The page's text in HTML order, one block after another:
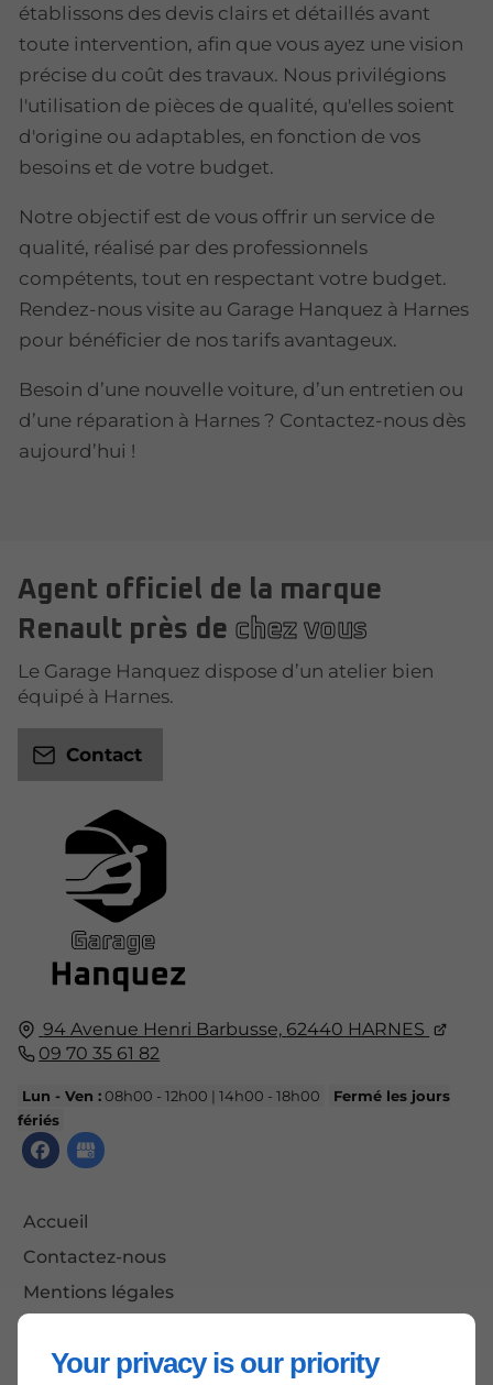
Your privacy is our priority
établissons des devis clairs et détaillés avant
toute intervention, afin que vous ayez une vision
précise du coût des travaux. Nous privilégions
l'utilisation de pièces de qualité, qu'elles soient
d'origine ou adaptables, en fonction de vos
besoins et de votre budget.
Notre objectif est de vous offrir un service de
qualité, réalisé par des professionnels
compétents, tout en respectant votre budget.
Rendez-nous visite au Garage Hanquez à Harnes
pour bénéficier de nos tarifs avantageux.
Besoin d’une nouvelle voiture, d’un entretien ou
d’une réparation à Harnes ? Contactez-nous dès
aujourd’hui !
94 Avenue Henri Barbusse, 62440 HARNES
09 70 35 61 82
Lun - Ven :08h00 - 12h00 | 14h00 - 18h00
Fermé les jours
fériés
Accueil
Contactez-nous
Mentions légales
Agent officiel de la marque
Renault près de chez vous
Le Garage Hanquez dispose d’un atelier bien
équipé à Harnes.
Contact